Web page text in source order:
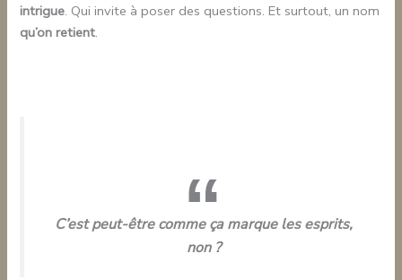
intrigue. Qui invite à poser des questions. Et surtout, un nom
qu’on retient.
C’est peut-être comme ça marque les esprits,
non ?